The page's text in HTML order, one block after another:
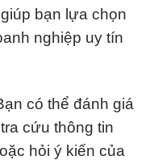
bạn lựa chọn
nghiệp uy tín
có thể đánh giá
cứu thông tin
hỏi ý kiến của